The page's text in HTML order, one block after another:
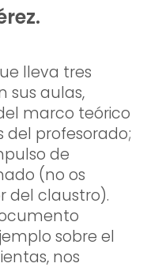
lleva tres
sus aulas,
marco teórico
del profesorado;
de
(no os
del claustro).
sobre el
nos